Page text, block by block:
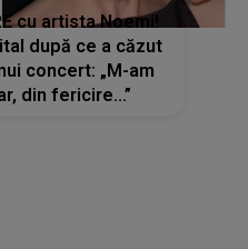
cu artista Noemi!
după ce a căzut
concert: „M-am
din fericire...”